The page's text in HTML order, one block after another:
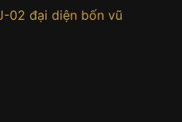
02 đại diện bốn vũ